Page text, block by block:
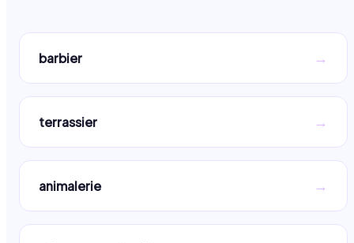
barbier →
terrassier →
animalerie →